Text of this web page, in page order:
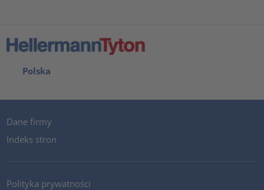
Polska
Dane firmy
Indeks stron
Polityka prywatności